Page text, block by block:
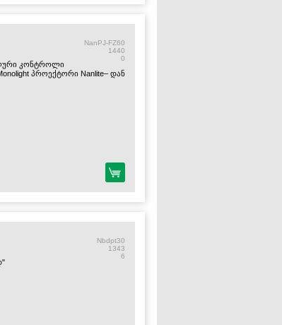
NanPJ-FZ60
1440
0
კონტროლი
პროექტორი Nanlite– დან
Nbdpt30
1343
6